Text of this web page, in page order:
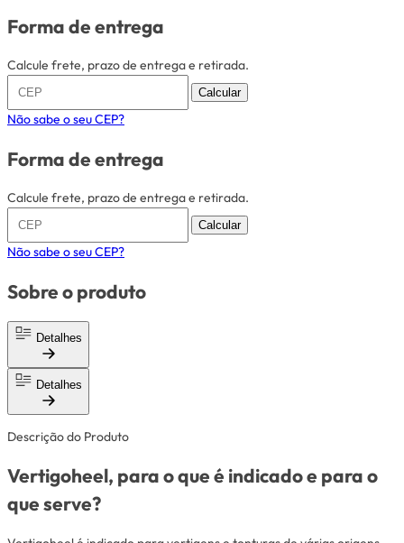
Forma de entrega
Calcule frete, prazo de entrega e retirada.
Calcular
Não sabe o seu CEP?
Forma de entrega
Calcule frete, prazo de entrega e retirada.
Calcular
Não sabe o seu CEP?
Sobre o produto
Detalhes
Detalhes
Descrição do Produto
Vertigoheel, para o que é indicado e para o
que serve?